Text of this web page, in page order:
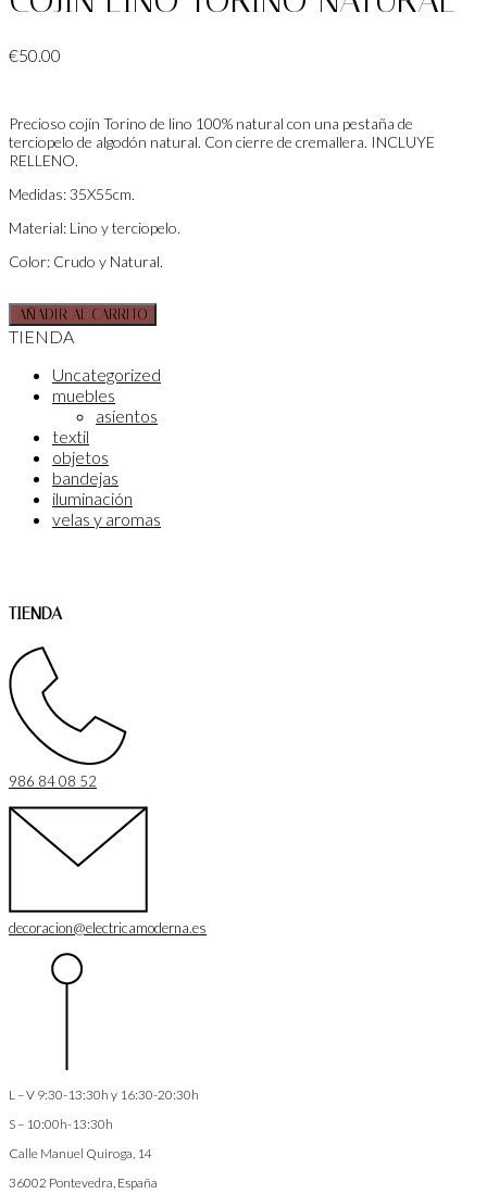
€50.00
Precioso cojín Torino de lino 100% natural con una pestaña de
terciopelo de algodón natural. Con cierre de cremallera. INCLUYE
RELLENO.
Medidas: 35X55cm.
Material: Lino y terciopelo.
Color: Crudo y Natural.
AÑADIR AL CARRITO
TIENDA
Uncategorized
muebles
asientos
textil
objetos
bandejas
iluminación
velas y aromas
TIENDA
986 84 08 52
decoracion@electricamoderna.es
L – V 9:30-13:30h y 16:30-20:30h
S – 10:00h-13:30h
Calle Manuel Quiroga, 14
36002 Pontevedra, España